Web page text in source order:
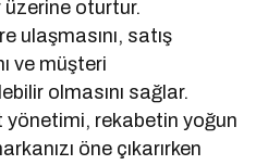
üzerine oturtur.
ulaşmasını, satış
ve müşteri
olmasını sağlar.
rekabetin yoğun
öne çıkarırken